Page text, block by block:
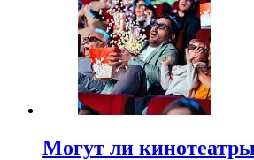
Могут ли